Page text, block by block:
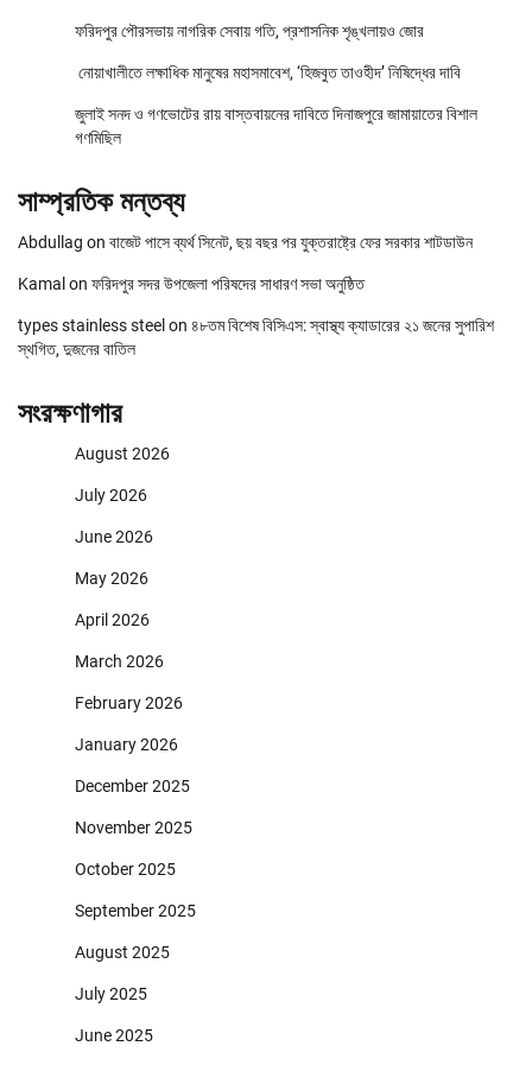
ফরিদপুর পৌরসভায় নাগরিক সেবায় গতি, প্রশাসনিক শৃঙ্খলায়ও জোর
নোয়াখালীতে লক্ষাধিক মানুষের মহাসমাবেশ, ‘হিজবুত তাওহীদ’ নিষিদ্ধের দাবি
জুলাই সনদ ও গণভোটের রায় বাস্তবায়নের দাবিতে দিনাজপুরে জামায়াতের বিশাল
গণমিছিল
সাম্প্রতিক মন্তব্য
Abdullag on বাজেট পাসে ব্যর্থ সিনেট, ছয় বছর পর যুক্তরাষ্ট্রে ফের সরকার শাটডাউন
Kamalon ফরিদপুর সদর উপজেলা পরিষদের সাধারণ সভা অনুষ্ঠিত
types stainless steelon ৪৮তম বিশেষ বিসিএস: স্বাস্থ্য ক্যাডারের ২১ জনের সুপারিশ
স্থগিত, দুজনের বাতিল
সংরক্ষণাগার
August 2026
July 2026
June 2026
May 2026
April 2026
March 2026
February 2026
January 2026
December 2025
November 2025
October 2025
September 2025
August 2025
July 2025
June 2025